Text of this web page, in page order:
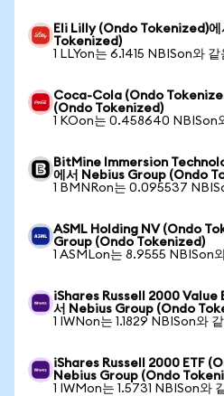
Eli Lilly (Ondo Tokenized)
Tokenized)
1 LLYon는 6.1415 NBISon와 같
Coca-Cola (Ondo
(Ondo Tokenized)
1 KOon는 0.458640 NBISon
BitMine Immersion
에서 Nebius Group (Ondo
1 BMNRon는 0.095537
ASML Holding NV (Ondo
Group (Ondo Tokenized)
1 ASMLon는 8.9555 NBISon
iShares Russell 2000 Value
서 Nebius Group (Ondo
1 IWNon는 1.1829 NBISon와
iShares Russell 2000 ETF
Nebius Group (Ondo
1 IWMon는 1.5731 NBISon와